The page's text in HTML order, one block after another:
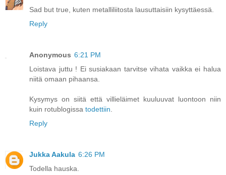
Sad but true, kuten metalliliitosta lausuttaisiin kysyttäessä.
Reply
Anonymous 6:21 PM
Loistava juttu ! Ei susiakaan tarvitse vihata vaikka ei halua
niitä omaan pihaansa.
Kysymys on siitä että villieläimet kuuluuvat luontoon niin
kuin rotublogissa todettiin
Reply
Jukka Aakula 6:26 PM
Todella hauska.